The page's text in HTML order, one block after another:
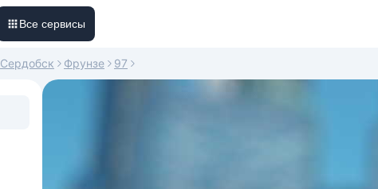
Все сервисы
Сердобск Фрунзе 97